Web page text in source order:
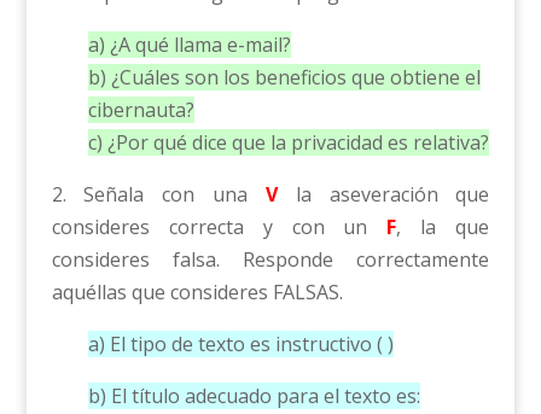
a) ¿A qué llama e-mail?
b) ¿Cuáles son los beneficios que obtiene el
cibernauta?
c) ¿Por qué dice que la privacidad es relativa?
2. Señala con una Vla aseveración que
consideres correcta y con un F, la que
consideres falsa. Responde correctamente
aquéllas que consideres FALSAS.
a) El tipo de texto es instructivo ( )
b) El título adecuado para el texto es: